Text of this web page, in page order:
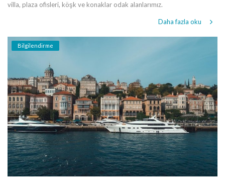
villa, plaza ofisleri, köşk ve konaklar odak alanlarımız.
Daha fazla oku
Bilgilendirme